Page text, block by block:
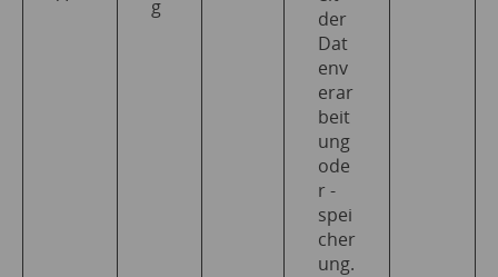
g
der
Dat
env
erar
beit
ung
ode
r -
spei
cher
ung.